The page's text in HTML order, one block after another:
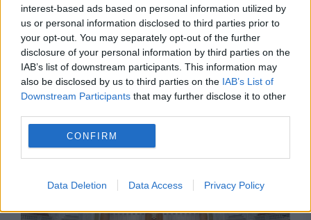
interest-based ads based on personal information utilized by
us or personal information disclosed to third parties prior to
your opt-out. You may separately opt-out of the further
disclosure of your personal information by third parties on the
IAB’s list of downstream participants. This information may
also be disclosed by us to third parties on the IAB’s List of
Downstream Participants that may further disclose it to other
CONFIRM
Data Deletion Data Access Privacy Policy
POLITICA
PSD cere activarea mecanismului european
de urgență pentru energie și susține
menținerea centralelor pe cărbune. Critici la